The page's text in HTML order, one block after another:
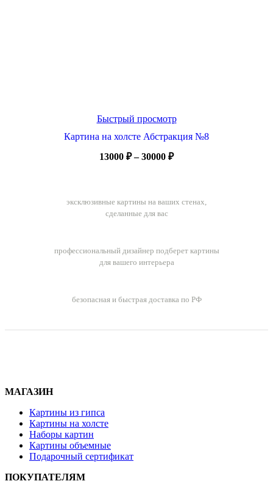
Быстрый просмотр
Картина на холсте Абстракция №8
13000 ₽ – 30000 ₽Диапазон
30000 ₽
эксклюзивные картины на ваших стенах,
сделанные для вас
профессиональный дизайнер подберет картины
для вашего интерьера
безопасная и быстрая доставка по РФ
МАГАЗИН
Картины из гипса
Картины на холсте
Наборы картин
Картины объемные
Подарочный сертификат
ПОКУПАТЕЛЯМ